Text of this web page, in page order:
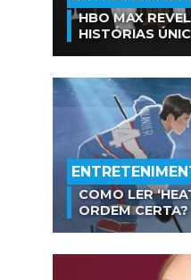
HBO MAX
HISTÓRIAS
COMO LER
ORDEM CERTA?